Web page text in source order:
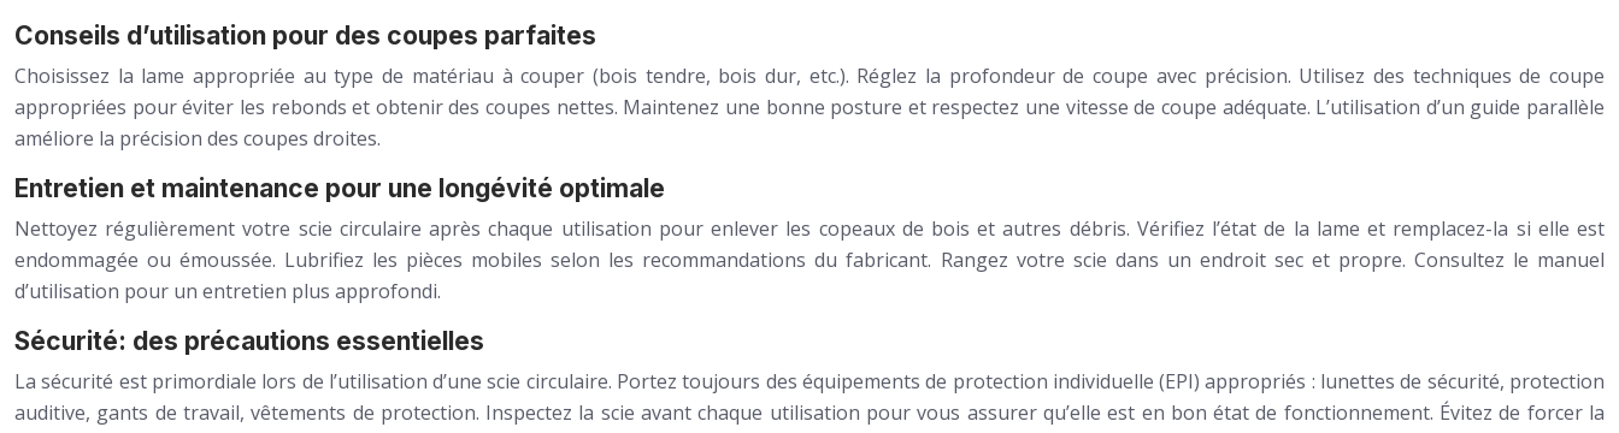
Conseils d’utilisation pour des coupes parfaites
Choisissez la lame appropriée au type de matériau à couper (bois tendre, bois dur, etc.). Réglez la profondeur de coupe avec précision. Utilisez des techniques de coupe
appropriées pour éviter les rebonds et obtenir des coupes nettes. Maintenez une bonne posture et respectez une vitesse de coupe adéquate. L’utilisation d’un guide parallèle
améliore la précision des coupes droites.
Entretien et maintenance pour une longévité optimale
Nettoyez régulièrement votre scie circulaire après chaque utilisation pour enlever les copeaux de bois et autres débris. Vérifiez l’état de la lame et remplacez-la si elle est
endommagée ou émoussée. Lubrifiez les pièces mobiles selon les recommandations du fabricant. Rangez votre scie dans un endroit sec et propre. Consultez le manuel
d’utilisation pour un entretien plus approfondi.
Sécurité: des précautions essentielles
La sécurité est primordiale lors de l’utilisation d’une scie circulaire. Portez toujours des équipements de protection individuelle (EPI) appropriés : lunettes de sécurité, protection
auditive, gants de travail, vêtements de protection. Inspectez la scie avant chaque utilisation pour vous assurer qu’elle est en bon état de fonctionnement. Évitez de forcer la